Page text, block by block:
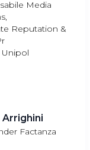
Media
Reputation &
Arrighini
Factanza